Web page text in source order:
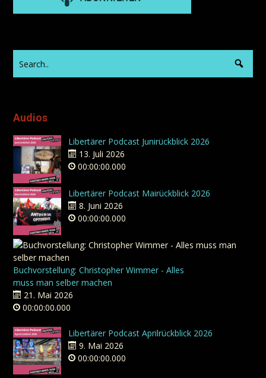
Audios
Libertärer Podcast Junirückblick 2026
13. Juli 2026
00:00:00.000
Libertärer Podcast Mairückblick 2026
8. Juni 2026
00:00:00.000
Buchvorstellung: Christopher Wimmer - Alles
muss man selber machen
21. Mai 2026
00:00:00.000
Libertärer Podcast Aprilrückblick 2026
9. Mai 2026
00:00:00.000